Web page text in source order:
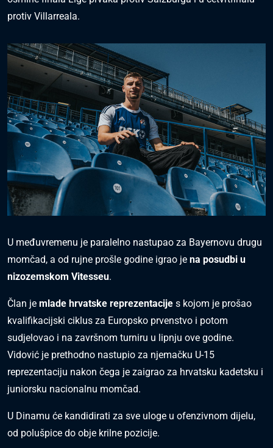
protiv Villarreala.
U međuvremenu je paralelno nastupao za Bayernovu drugu
momčad, a od rujne prošle godine igrao je na posudbi u
nizozemskom Vitesseu.
Član je mlade hrvatske reprezentacije s kojom je prošao
kvalifikacijski ciklus za Europsko prvenstvo i potom
sudjelovao i na završnom turniru u lipnju ove godine.
Vidović je prethodno nastupio za njemačku U-15
reprezentaciju nakon čega je zaigrao za hrvatsku kadetsku i
juniorsku nacionalnu momčad.
U Dinamu će kandidirati za sve uloge u ofenzivnom dijelu,
od polušpice do obje krilne pozicije.